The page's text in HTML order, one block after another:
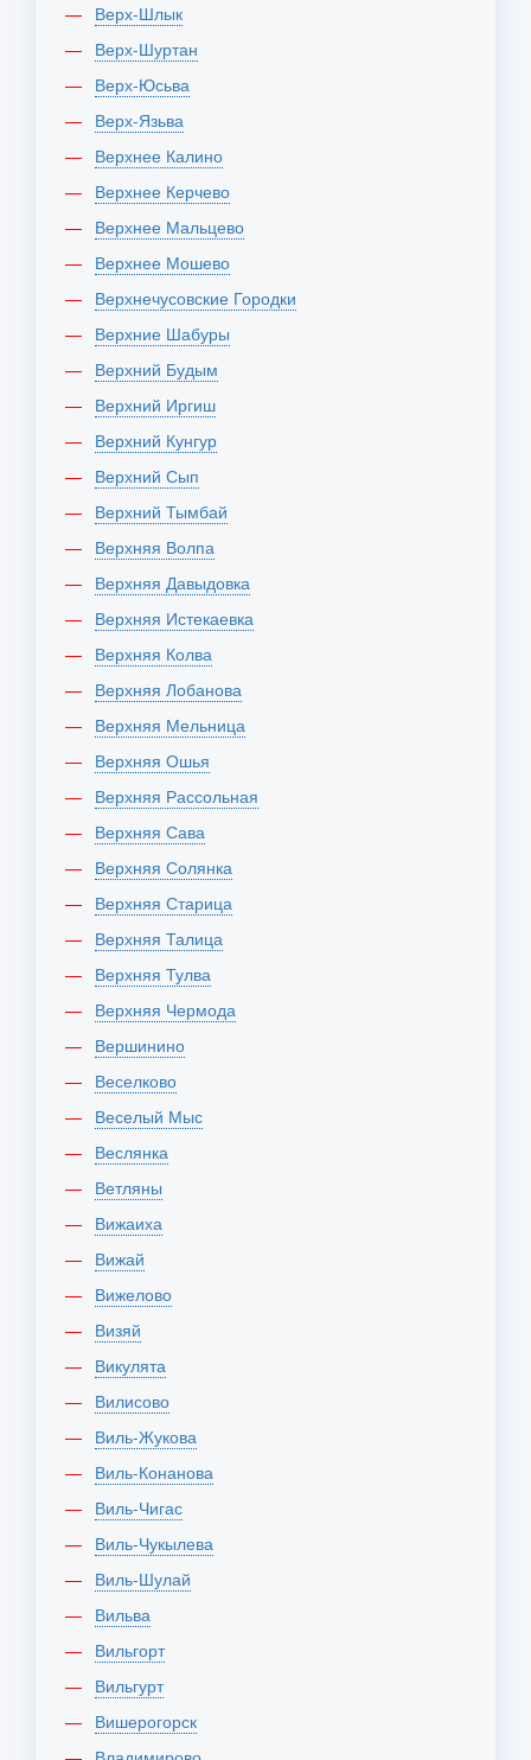
Верх-Шлык
Верх-Шуртан
Верх-Юсьва
Верх-Язьва
Верхнее Калино
Верхнее Керчево
Верхнее Мальцево
Верхнее Мошево
Верхнечусовские Городки
Верхние Шабуры
Верхний Будым
Верхний Иргиш
Верхний Кунгур
Верхний Сып
Верхний Тымбай
Верхняя Волпа
Верхняя Давыдовка
Верхняя Истекаевка
Верхняя Колва
Верхняя Лобанова
Верхняя Мельница
Верхняя Ошья
Верхняя Рассольная
Верхняя Сава
Верхняя Солянка
Верхняя Старица
Верхняя Талица
Верхняя Тулва
Верхняя Чермода
Вершинино
Веселково
Веселый Мыс
Веслянка
Ветляны
Вижаиха
Вижай
Вижелово
Визяй
Викулята
Вилисово
Виль-Жукова
Виль-Конанова
Виль-Чигас
Виль-Чукылева
Виль-Шулай
Вильва
Вильгорт
Вильгурт
Вишерогорск